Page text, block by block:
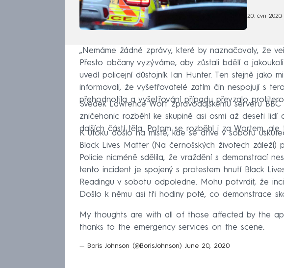
20. čvn 2020,
„Nemáme žádné zprávy, které by naznačovaly, že
Přesto občany vyzýváme, aby zůstali bdělí a
uvedl policejní důstojník Ian Hunter. Ten stejně jako
informovali, že vyšetřovatelé zatím čin nespojují s
přehodnotila a vyšetřování případu převzalo
Svědek Lawrence Wort zpravodajskému serveru
zničehonic rozběhl ke skupině asi osmi až deseti
dalších částí těla. Potom se rozběhl i za Wortem,
K útoku došlo na místě, kde se dříve v sobotu
Black Lives Matter (Na černošských životech záleží)
Policie nicméně sdělila, že vraždění s demonstrací
tento incident je spojený s protestem hnutí Black
Readingu v sobotu odpoledne. Mohu potvrdit, že
Došlo k němu asi tři hodiny poté, co demonstrace
My thoughts are with all of those affected by the
thanks to the emergency services on the scene.
— Boris Johnson (@BorisJohnson) June 20, 2020